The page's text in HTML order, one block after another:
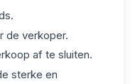
de verkoper.
af te sluiten.
sterke en